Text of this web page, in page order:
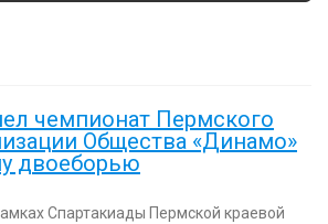
чемпионат Пермского
Общества «Динамо»
двоеборью
Спартакиады Пермской краевой